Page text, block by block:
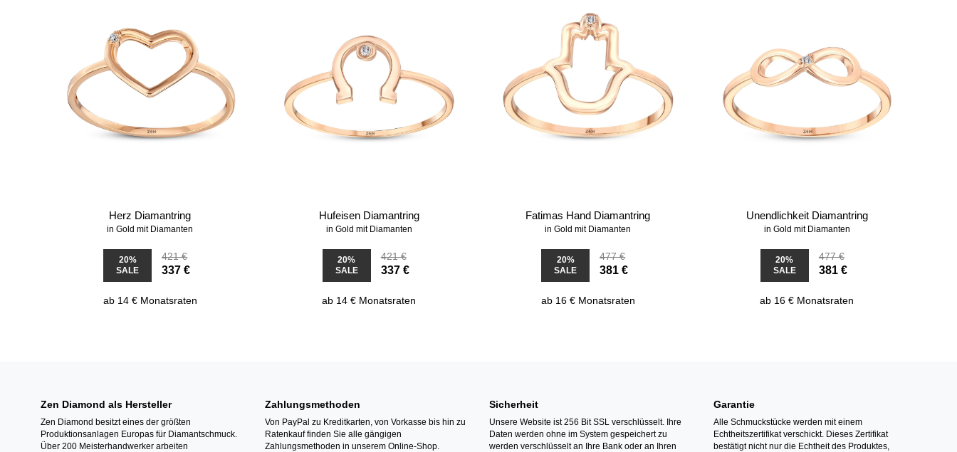
Herz Diamantring
in Gold mit Diamanten
20%
SALE
421 €
337 €
ab 14 € Monatsraten
Hufeisen Diamantring
in Gold mit Diamanten
20%
SALE
421 €
337 €
ab 14 € Monatsraten
Fatimas Hand Diamantring
in Gold mit Diamanten
20%
SALE
477 €
381 €
ab 16 € Monatsraten
Unendlichkeit Diamantring
in Gold mit Diamanten
20%
SALE
477 €
381 €
ab 16 € Monatsraten
Zen Diamond als Hersteller
Zen Diamond besitzt eines der größten
Produktionsanlagen Europas für Diamantschmuck.
Über 200 Meisterhandwerker arbeiten
Zahlungsmethoden
Von PayPal zu Kreditkarten, von Vorkasse bis hin zu
Ratenkauf finden Sie alle gängigen
Zahlungsmethoden in unserem Online-Shop.
Sicherheit
Unsere Website ist 256 Bit SSL verschlüsselt. Ihre
Daten werden ohne im System gespeichert zu
werden verschlüsselt an Ihre Bank oder an Ihren
Garantie
Alle Schmuckstücke werden mit einem
Echtheitszertifikat verschickt. Dieses Zertifikat
bestätigt nicht nur die Echtheit des Produktes,